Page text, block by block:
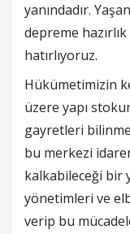
yanındadır.
depreme
hatırlıyoruz.
Hükümetimizin
üzere yapı
gayretleri
bu merkezi
kalkabileceği bir
yönetimleri ve
verip bu